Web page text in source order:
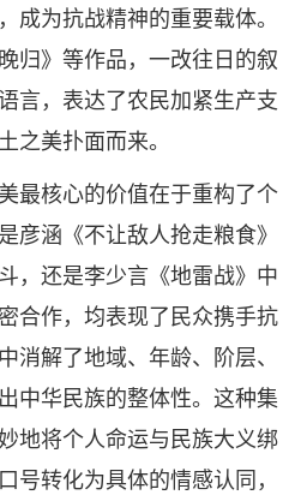
成为抗战精神的重要载体。
归》等作品，一改往日的叙
言，表达了农民加紧生产支
之美扑面而来。
核心的价值在于重构了个
彦涵《不让敌人抢走粮食》
，还是李少言《地雷战》中
合作，均表现了民众携手抗
消解了地域、年龄、阶层、
中华民族的整体性。这种集
地将个人命运与民族大义绑
号转化为具体的情感认同，